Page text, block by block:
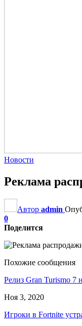
Новости
Реклама
Автор admin
0
Поделится
Похожие сообщения
Релиз Gran Turismo 7
Ноя 3, 2020
Игроки в Fortnite